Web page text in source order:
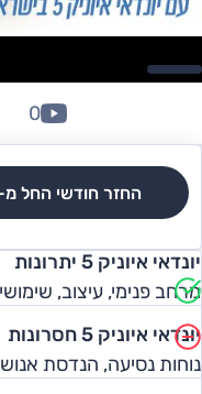
החזר חודשי החל
0
יונדאי איוניק 5 יתרונות
מרחב פנימי, עיצוב,
יונדאי איוניק 5 חסרונות
נוחות נסיעה, הנדסת